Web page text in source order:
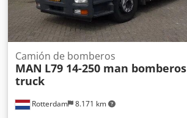
Rotterdam 8.171 km
Camión de bomberos
MAN L79 14-250 man bomberos
truck